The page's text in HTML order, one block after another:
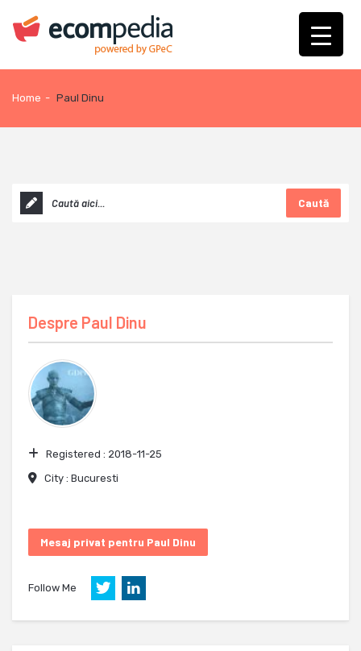
Home - Paul Dinu
Caută
Despre Paul Dinu
Registered : 2018-11-25
City : Bucuresti
Mesaj privat pentru Paul Dinu
Follow Me